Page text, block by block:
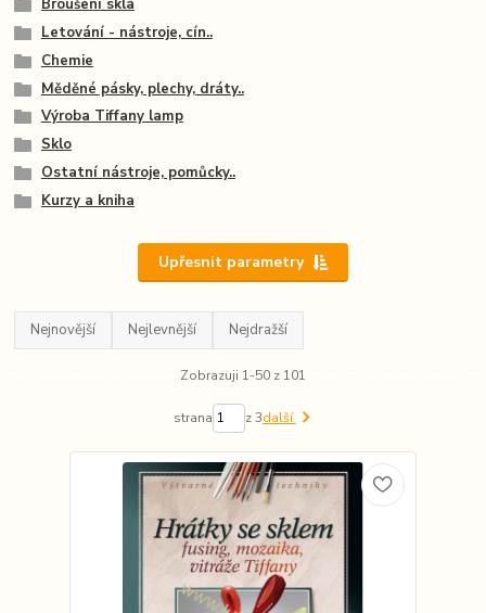
Broušení skla
Letování - nástroje, cín..
Chemie
Měděné pásky, plechy, dráty..
Výroba Tiffany lamp
Sklo
Ostatní nástroje, pomůcky..
Kurzy a kniha
Upřesnit parametry
Nejnovější Nejlevnější Nejdražší
Zobrazuji 1-50 z 101
strana z 3další